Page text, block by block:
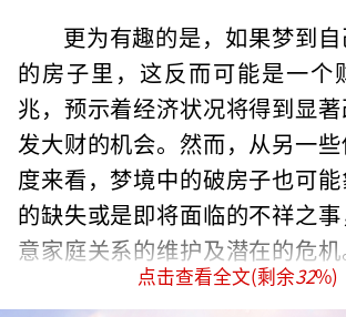
更为有趣的是，如果梦到
的房子里，这反而可能是一个
兆，预示着经济状况将得到显
发大财的机会。然而，从另一
度来看，梦境中的破房子也可
的缺失或是即将面临的不祥之
意家庭关系的维护及潜在的危
屋进行装修或修缮，在某些解梦
点击查看全文(剩余32%)